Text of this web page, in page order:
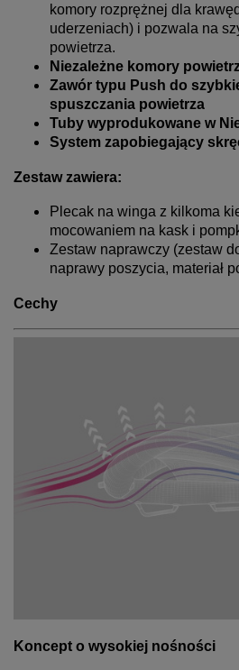
komory rozprężnej dla
uderzeniach) i pozwala na
powietrza.
Niezależne komory
Zawór typu Push do
spuszczania powietrza
Tuby wyprodukowane w
System zapobiegający
Zestaw zawiera:
Plecak na winga z kilkoma
mocowaniem na kask i
Zestaw naprawczy (zestaw
naprawy poszycia, materiał
Cechy
Koncept o wysokiej nośności